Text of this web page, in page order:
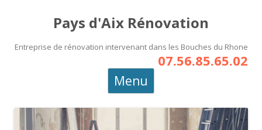
Pays d'Aix Rénovation
Entreprise de rénovation intervenant dans les Bouches du Rhone
07.56.85.65.02
Menu